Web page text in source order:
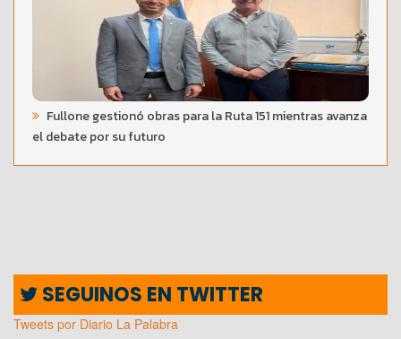
Fullone gestionó obras para la Ruta 151 mientras avanza
el debate por su futuro
SEGUINOS EN TWITTER
Tweets por Diario La Palabra